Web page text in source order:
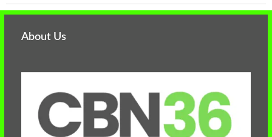
About Us